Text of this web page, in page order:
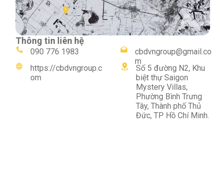
Thông tin liên hệ
cbdvngroup@gmail.co
m
090 776 1983
https://cbdvngroup.c
om
Số 5 đường N2, Khu
biệt thự Saigon
Mystery Villas,
Phường Bình Trưng
Tây, Thành phố Thủ
Đức, TP Hồ Chí Minh.